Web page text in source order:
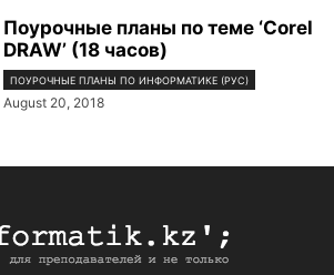
Поурочные планы по теме ‘Corel
DRAW’ (18 часов)
ПОУРОЧНЫЕ ПЛАНЫ ПО ИНФОРМАТИКЕ (РУС)
August 20, 2018